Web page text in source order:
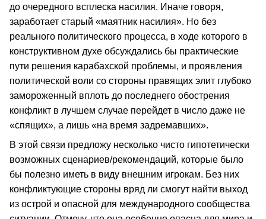
до очередного всплеска насилия. Иначе говоря,
заработает старый «маятник насилия». Но без
реального политического процесса, в ходе которого в
конструктивном духе обсуждались бы практические
пути решения карабахской проблемы, и проявления
политической воли со стороны правящих элит глубоко
замороженный вплоть до последнего обострения
конфликт в лучшем случае перейдет в число даже не
«спящих», а лишь «на время задремавших».
В этой связи предложу несколько чисто гипотетически
возможных сценариев/рекомендаций, которые было
бы полезно иметь в виду внешним игрокам. Без них
конфликтующие стороны вряд ли смогут найти выход
из острой и опасной для международного сообщества